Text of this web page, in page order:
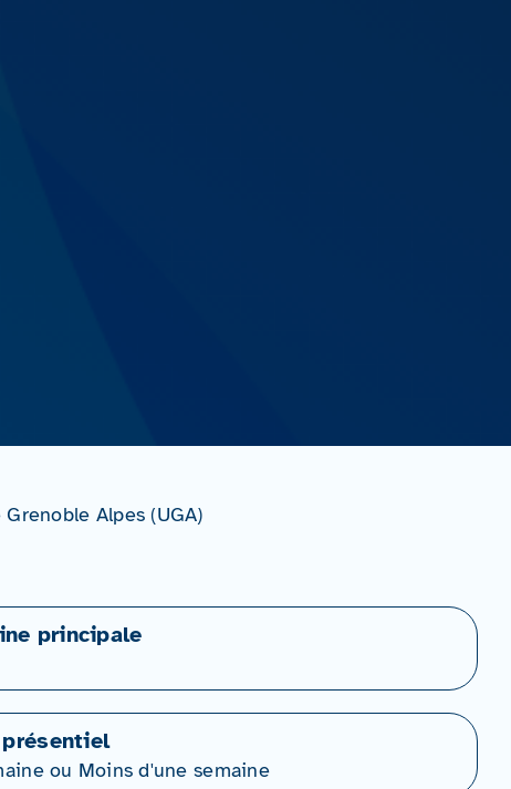
Alpes (UGA)
principale
ou Moins d'une semaine